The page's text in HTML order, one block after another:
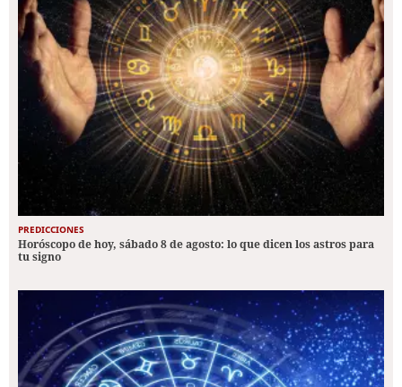
PREDICCIONES
Horóscopo de hoy, sábado 8 de agosto: lo que dicen los astros para
tu signo